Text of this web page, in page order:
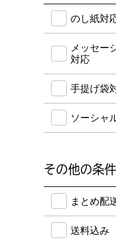
のし紙・メッ
のし紙対
メッセー
対応
手提げ袋
ソーシャ
その他の条
送料込み・ボ
まとめ配
送料込み